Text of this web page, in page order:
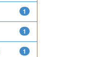
1
1
1